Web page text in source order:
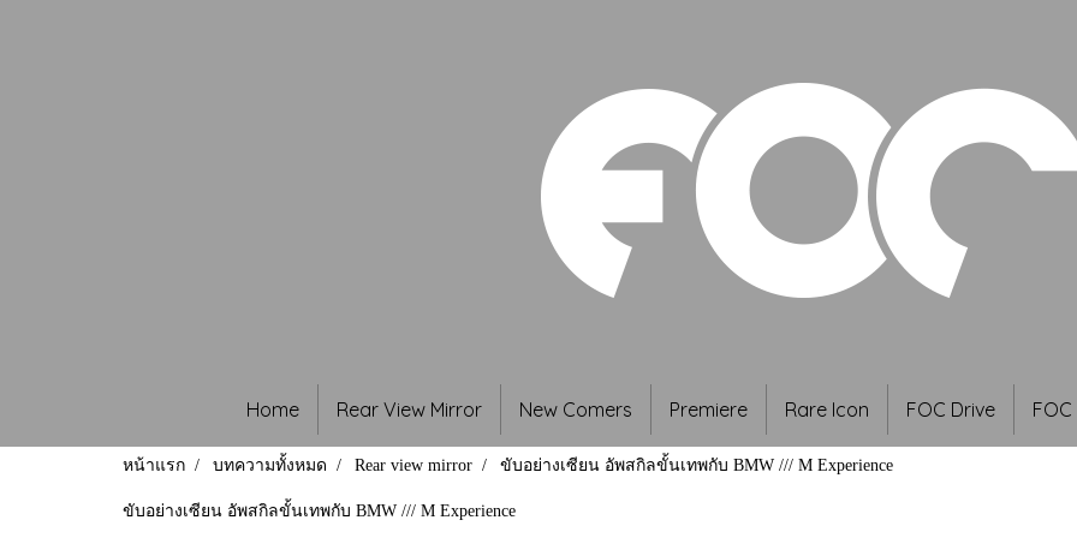
Home Rear View Mirror New Comers Premiere Rare Icon FOC Drive FOC
หน้าแรก บทความทั้งหมด Rear view mirror ขับอย่างเซียน อัพสกิลขั้นเทพกับ BMW /// M Experience
ขับอย่างเซียน อัพสกิลขั้นเทพกับ BMW /// M Experience